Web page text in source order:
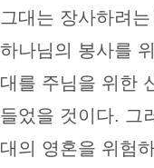
그대는 장사하려
하나님의 봉사를
대를 주님을 위한
들었을 것이다. 그
대의 영혼을 위험